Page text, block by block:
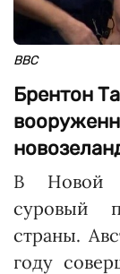
ВВС
Брентон
В Новой
суровый
страны.
году